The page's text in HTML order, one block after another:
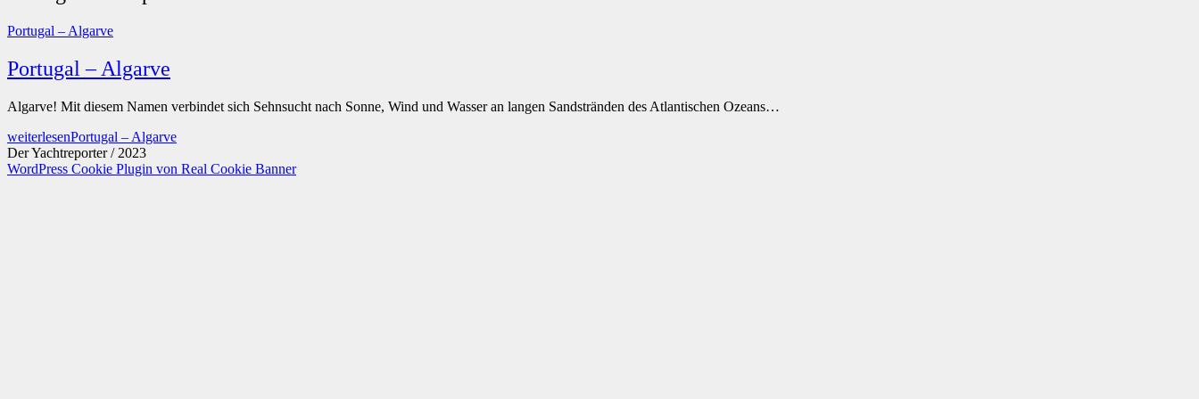
Portugal – Algarve
Portugal – Algarve
Algarve! Mit diesem Namen verbindet sich Sehnsucht nach Sonne, Wind und Wasser an langen Sandstränden des Atlantischen Ozeans…
weiterlesenPortugal – Algarve
Der Yachtreporter / 2023
WordPress Cookie Plugin von Real Cookie Banner